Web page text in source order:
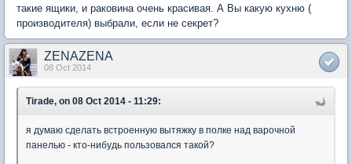
такие ящики, и раковина очень красивая. А Вы какую кухню (
производителя) выбрали, если не секрет?
ZENAZENA
08 Oct 2014
Tirade, on 08 Oct 2014 - 11:29:
я думаю сделать встроенную вытяжку в полке над варочной
панелью - кто-нибудь пользовался такой?